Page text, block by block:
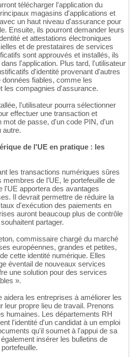
télécharger l'application du
magasins d'applications et
un haut niveau d'assurance pour
Ensuite, ils pourront demander leurs
et attestations électroniques
et de prestataires de services
sont approuvés et installés, ils
l'application. Plus tard, l'utilisateur
d'identité provenant d'autres
fiables, comme les
les compagnies d'assurance.
l'utilisateur pourra sélectionner
effectuer une transaction et
mot de passe, d'un code PIN, d'un
autre.
de l'UE en pratique : les
les transactions numériques sûres
membres de l'UE, le portefeuille de
l'UE apportera des avantages
Il devrait permettre de réduire la
d'exécution des paiements en
auront beaucoup plus de contrôle
partager.
commissaire chargé du marché
européennes, grandes et petites,
cette identité numérique. Elles
éventail de nouveaux services
une solution pour des services
».
aidera les entreprises à améliorer les
leur propre lieu de travail. Prenons
humaines. Les départements RH
l'identité d'un candidat à un emploi
qu'il soumet à l'appui de sa
insérer les bulletins de